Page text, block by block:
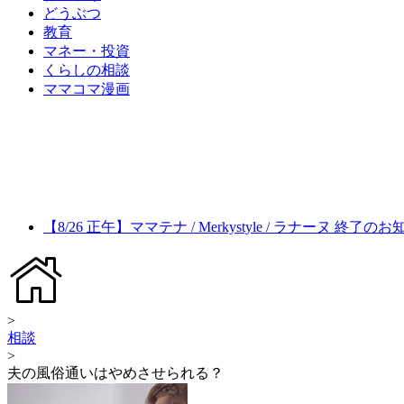
どうぶつ
教育
マネー・投資
くらしの相談
ママコマ漫画
【8/26 正午】ママテナ / Merkystyle / ラナーヌ 終了のお
>
相談
>
夫の風俗通いはやめさせられる？